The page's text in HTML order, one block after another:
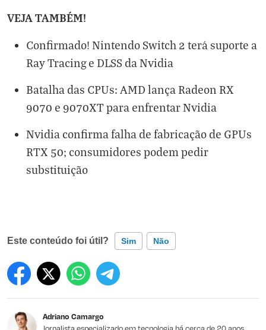
VEJA TAMBÉM!
Confirmado! Nintendo Switch 2 terá suporte a
Ray Tracing e DLSS da Nvidia
Batalha das CPUs: AMD lança Radeon RX
9070 e 9070XT para enfrentar Nvidia
Nvidia confirma falha de fabricação de GPUs
RTX 50; consumidores podem pedir
substituição
Este conteúdo foi útil? Sim Não
Este conteúdo contém informação incorreta
Outro
Adriano Camargo